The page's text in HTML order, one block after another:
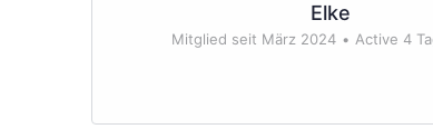
Elke
Mitglied seit März 2024 • Active 4